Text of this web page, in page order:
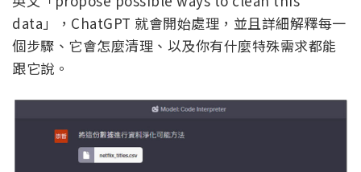
data」，ChatGPT 就會開始處理，並且詳細解釋每一
個步驟、它會怎麼清理、以及你有什麼特殊需求都能
跟它說。